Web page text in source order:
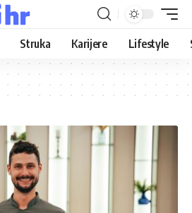
Struka Karijere Lifestyle